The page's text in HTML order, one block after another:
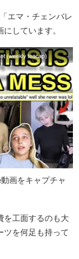
エマ・チェンバレ
しています。
画をキャプチャ
を工面するのも大
ツを何足も持って